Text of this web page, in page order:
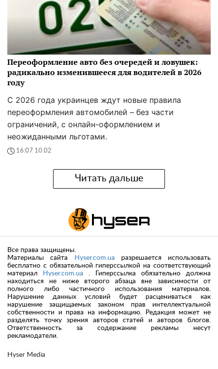
Переоформление авто без очередей и ловушек:
радикально изменившееся для водителей в 2026
году
С 2026 года украинцев ждут новые правила
переоформления автомобилей – без части
ограничений, с онлайн-оформлением и
неожиданными льготами.
16:07 10.02
Читать дальше
Hyser Media
Все права защищены.
Материалы сайта
Hyser.com.ua разрешается использовать
бесплатно с обязательной гиперссылкой на соответствующий
материал
Hyser.com.ua . Гиперссылка обязательно должна
находиться не ниже второго абзаца вне зависимости от
полного либо частичного использования материалов.
Нарушение данных условий будет расцениваться как
нарушение защищаемых законом прав интеллектуальной
собственности и права на информацию. Редакция может не
разделять точку зрения авторов статей и авторов блогов.
Ответственность за содержание рекламы несут
рекламодатели.